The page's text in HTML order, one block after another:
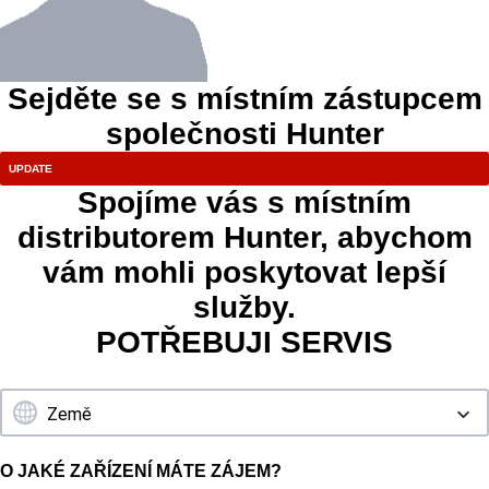
Sejděte se s místním zástupcem
společnosti Hunter
Spojíme vás s místním
distributorem Hunter, abychom
vám mohli poskytovat lepší
služby.
POTŘEBUJI SERVIS
O JAKÉ ZAŘÍZENÍ MÁTE ZÁJEM?